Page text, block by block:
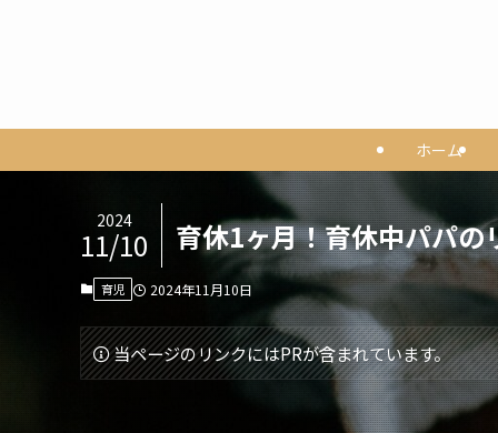
ホーム
育休1ヶ月！育休中パパ
2024
11/10
育児 2024年11月10日
当ページのリンクにはPRが含まれています。